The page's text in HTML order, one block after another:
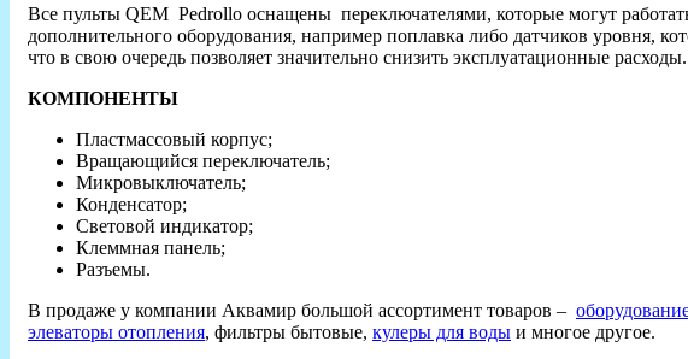
Все пульты QEM Pedrollo оснащены переключателями, которые могут
дополнительного оборудования, например поплавка либо датчиков уровня,
что в свою очередь позволяет значительно снизить эксплуатационные расходы.
КОМПОНЕНТЫ
Пластмассовый корпус;
Вращающийся переключатель;
Микровыключатель;
Конденсатор;
Световой индикатор;
Клеммная панель;
Разъемы.
В продаже у компании Аквамир большой ассортимент товаров –
элеваторы отопления, фильтры бытовые, кулеры для воды и многое другое.